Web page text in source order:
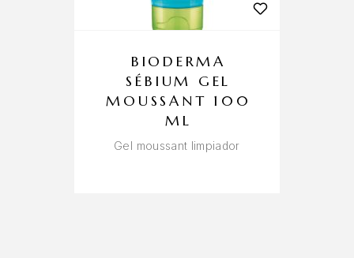
BIODERMA
SÉBIUM GEL
MOUSSANT 100
ML
Gel moussant limpiador